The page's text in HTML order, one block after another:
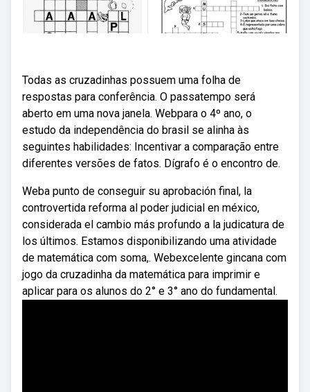
Todas as cruzadinhas possuem uma folha de
respostas para conferência. O passatempo será
aberto em uma nova janela. Webpara o 4º ano, o
estudo da independência do brasil se alinha às
seguintes habilidades: Incentivar a comparação entre
diferentes versões de fatos. Dígrafo é o encontro de.
Weba punto de conseguir su aprobación final, la
controvertida reforma al poder judicial en méxico,
considerada el cambio más profundo a la judicatura de
los últimos. Estamos disponibilizando uma atividade
de matemática com soma,. Webexcelente gincana com
jogo da cruzadinha da matemática para imprimir e
aplicar para os alunos do 2° e 3° ano do fundamental.